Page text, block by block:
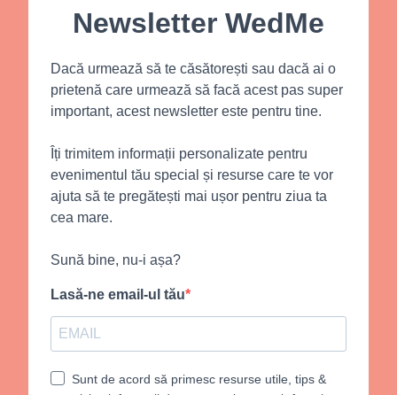
Newsletter WedMe
Dacă urmează să te căsătorești sau dacă ai o
prietenă care urmează să facă acest pas super
important, acest newsletter este pentru tine.
Îți trimitem informații personalizate pentru
evenimentul tău special și resurse care te vor
ajuta să te pregătești mai ușor pentru ziua ta
cea mare.
Sună bine, nu-i așa?
Lasă-ne email-ul tău
Sunt de acord să primesc resurse utile, tips &